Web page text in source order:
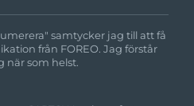
samtycker jag till att få
från FOREO. Jag förstår
när som helst.